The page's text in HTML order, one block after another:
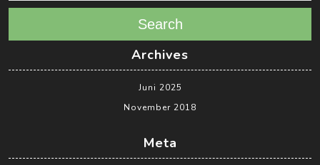
Search
Archives
Juni 2025
November 2018
Meta